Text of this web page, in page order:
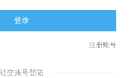
登录
注册账号
社交账号登陆